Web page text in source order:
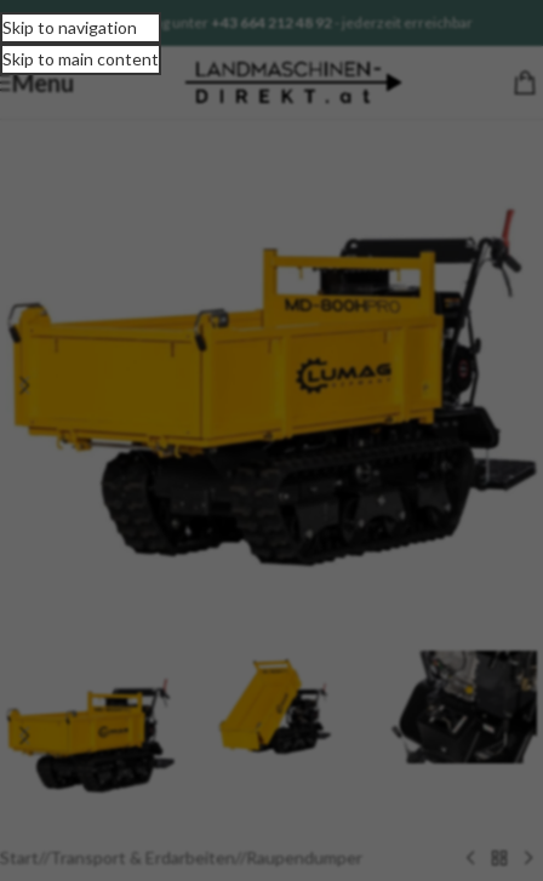
Skip to navigation
Skip to main content
Sofortberatung unter +43 664 212 48 92 - jederzeit erreichbar
Menu
Start Transport & Erdarbeiten Raupendumper